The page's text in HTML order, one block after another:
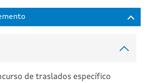
de traslados específico